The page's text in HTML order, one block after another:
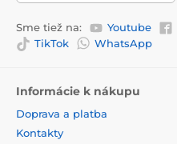
Sme tiež na: Youtube
TikTok
WhatsApp
Informácie k nákupu
Doprava a platba
Kontakty